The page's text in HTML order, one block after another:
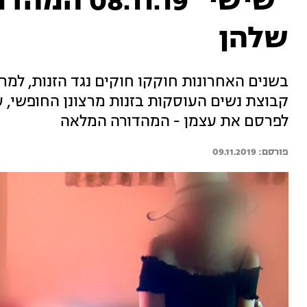
שלהן
בשנים האחרונות חוקקו חוקים נגד הזנות,
קבוצת נשים העוסקות בזנות מרצונן
לפרסם את עצמן - המהדורה המלאה
09.11.2019